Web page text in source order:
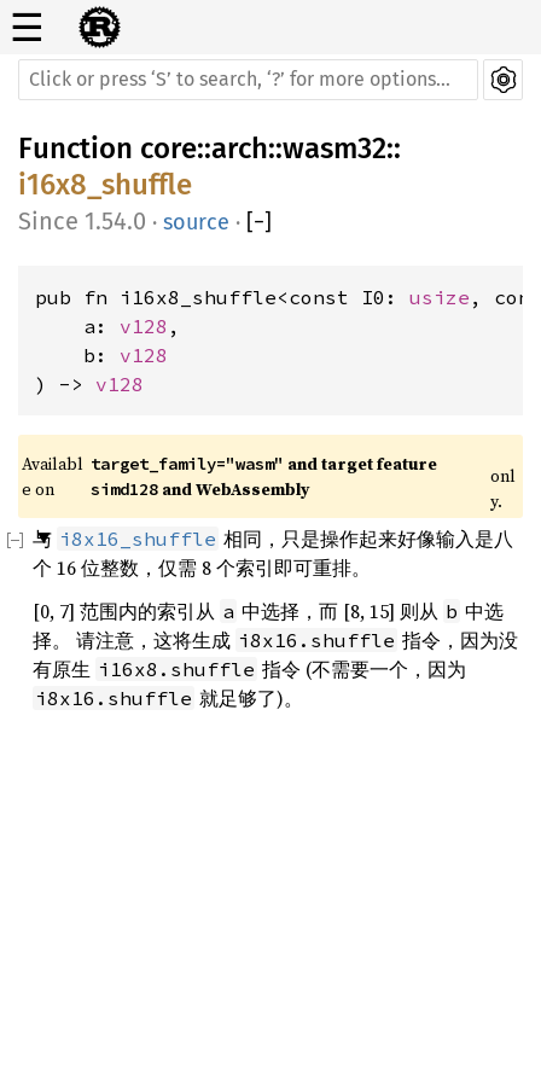
☰
Function core::arch::wasm32::
i16x8_shuffle
1.54.0 · source · [−]
pub fn i16x8_shuffle<const I0: usize ,
    a:
v128 ,
    b:
v128
) -> v128
Availabl
e on
target_family="wasm" and target feature
simd128 and WebAssembly
onl
y.
与 i8x16_shuffle 相同，只是操作起来好像输入是八
个 16 位整数，仅需 8 个索引即可重排。
[0, 7] 范围内的索引从 a 中选择，而 [8, 15] 则从 b 中选
择。 请注意，这将生成 i8x16.shuffle 指令，因为没
有原生 i16x8.shuffle 指令 (不需要一个，因为
i8x16.shuffle 就足够了)。